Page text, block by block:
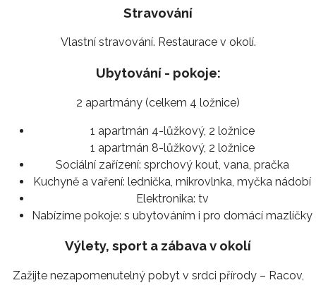
Stravování
Vlastní stravování. Restaurace v okolí.
Ubytování - pokoje:
2 apartmány (celkem 4 ložnice)
1 apartmán 4-lůžkový, 2 ložnice
1 apartmán 8-lůžkový, 2 ložnice
Sociální zařízení: sprchový kout, vana, pračka
Kuchyně a vaření: lednička, mikrovlnka, myčka nádobí
Elektronika: tv
Nabízíme pokoje: s ubytováním i pro domácí mazlíčky
Výlety, sport a zábava v okolí
Zažijte nezapomenutelný pobyt v srdci přírody – Racov,